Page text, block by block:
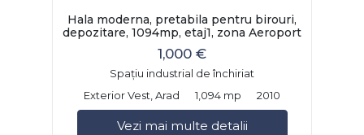
Hala moderna, pretabila pentru birouri,
depozitare, 1094mp, etaj1, zona Aeroport
1,000 €
Spațiu industrial de închiriat
Exterior Vest, Arad
1,094 mp 2010
Vezi mai multe detalii